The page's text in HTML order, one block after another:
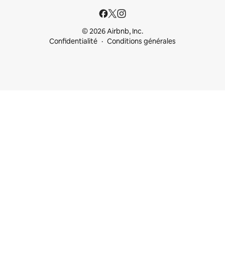
© 2026 Airbnb, Inc.
Confidentialité
Conditions générales